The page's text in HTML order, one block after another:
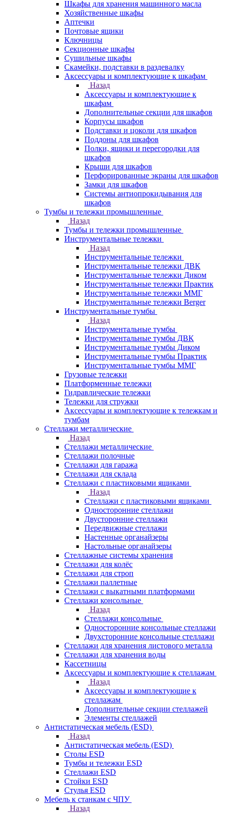
Шкафы для хранения машинного масла
Хозяйственные шкафы
Аптечки
Почтовые ящики
Ключницы
Секционные шкафы
Сушильные шкафы
Скамейки, подставки в раздевалку
Аксессуары и комплектующие к шкафам
Назад
Аксессуары и комплектующие к
шкафам
Дополнительные секции для шкафов
Корпусы шкафов
Подставки и цоколи для шкафов
Поддоны для шкафов
Полки, ящики и перегородки для
шкафов
Крыши для шкафов
Перфорированные экраны для шкафов
Замки для шкафов
Системы антиопрокидывания для
шкафов
Тумбы и тележки промышленные
Назад
Тумбы и тележки промышленные
Инструментальные тележки
Назад
Инструментальные тележки
Инструментальные тележки ДВК
Инструментальные тележки Диком
Инструментальные тележки Практик
Инструментальные тележки ММГ
Инструментальные тележки Berger
Инструментальные тумбы
Назад
Инструментальные тумбы
Инструментальные тумбы ДВК
Инструментальные тумбы Диком
Инструментальные тумбы Практик
Инструментальные тумбы ММГ
Грузовые тележки
Платформенные тележки
Гидравлические тележки
Тележки для стружки
Аксесcуары и комплектующие к тележкам и
тумбам
Стеллажи металлические
Назад
Стеллажи металлические
Стеллажи полочные
Стеллажи для гаража
Стеллажи для склада
Стеллажи с пластиковыми ящиками
Назад
Стеллажи с пластиковыми ящиками
Односторонние стеллажи
Двусторонние стеллажи
Передвижные стеллажи
Настенные органайзеры
Настольные органайзеры
Стеллажные системы хранения
Стеллажи для колёс
Стеллажи для строп
Стеллажи паллетные
Стеллажи с выкатными платформами
Стеллажи консольные
Назад
Стеллажи консольные
Односторонние консольные стеллажи
Двухсторонние консольные стеллажи
Стеллажи для хранения листового металла
Стеллажи для хранения воды
Кассетницы
Аксесcуары и комплектующие к стеллажам
Назад
Аксесcуары и комплектующие к
стеллажам
Дополнительные секции стеллажей
Элементы стеллажей
Антистатическая мебель (ESD)
Назад
Антистатическая мебель (ESD)
Столы ESD
Тумбы и тележки ESD
Стеллажи ESD
Стойки ESD
Стулья ESD
Мебель к станкам с ЧПУ
Назад